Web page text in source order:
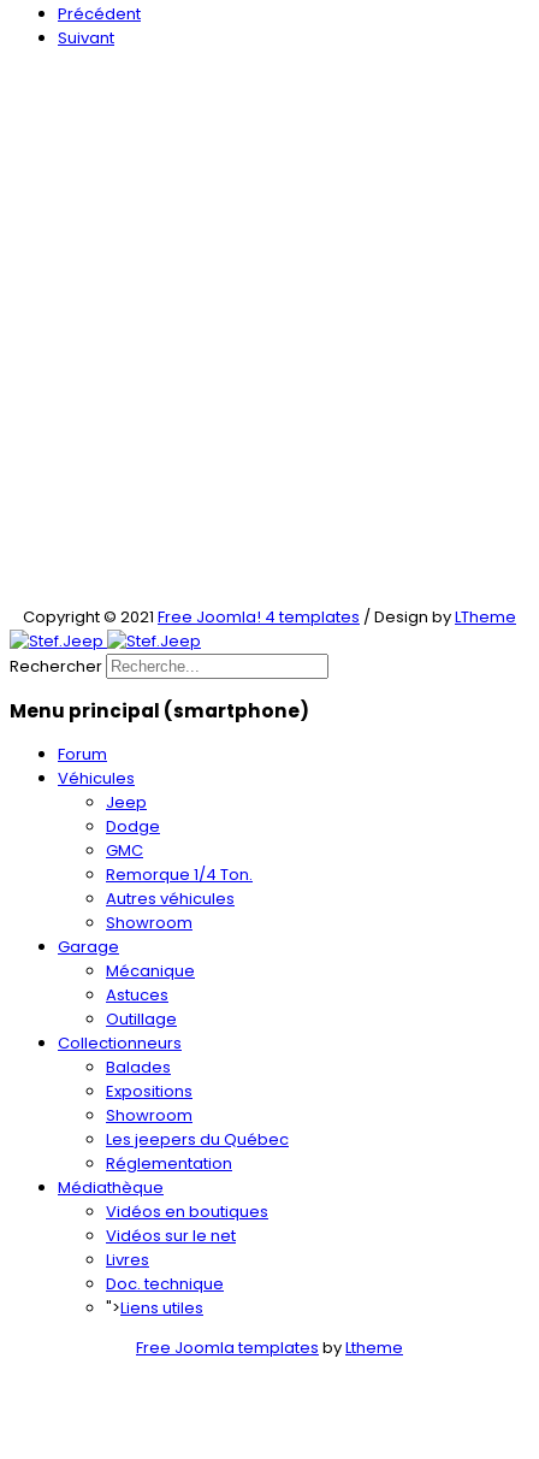
Précédent
Suivant
Copyright © 2021 Free Joomla! 4 templates / Design byLTheme
Rechercher
Menu principal (smartphone)
Forum
Véhicules
Jeep
Dodge
GMC
Remorque 1/4 Ton.
Autres véhicules
Showroom
Garage
Mécanique
Astuces
Outillage
Collectionneurs
Balades
Expositions
Showroom
Les jeepers du Québec
Réglementation
Médiathèque
Vidéos en boutiques
Vidéos sur le net
Livres
Doc. technique
">Liens utiles
Free Joomla templates byLtheme